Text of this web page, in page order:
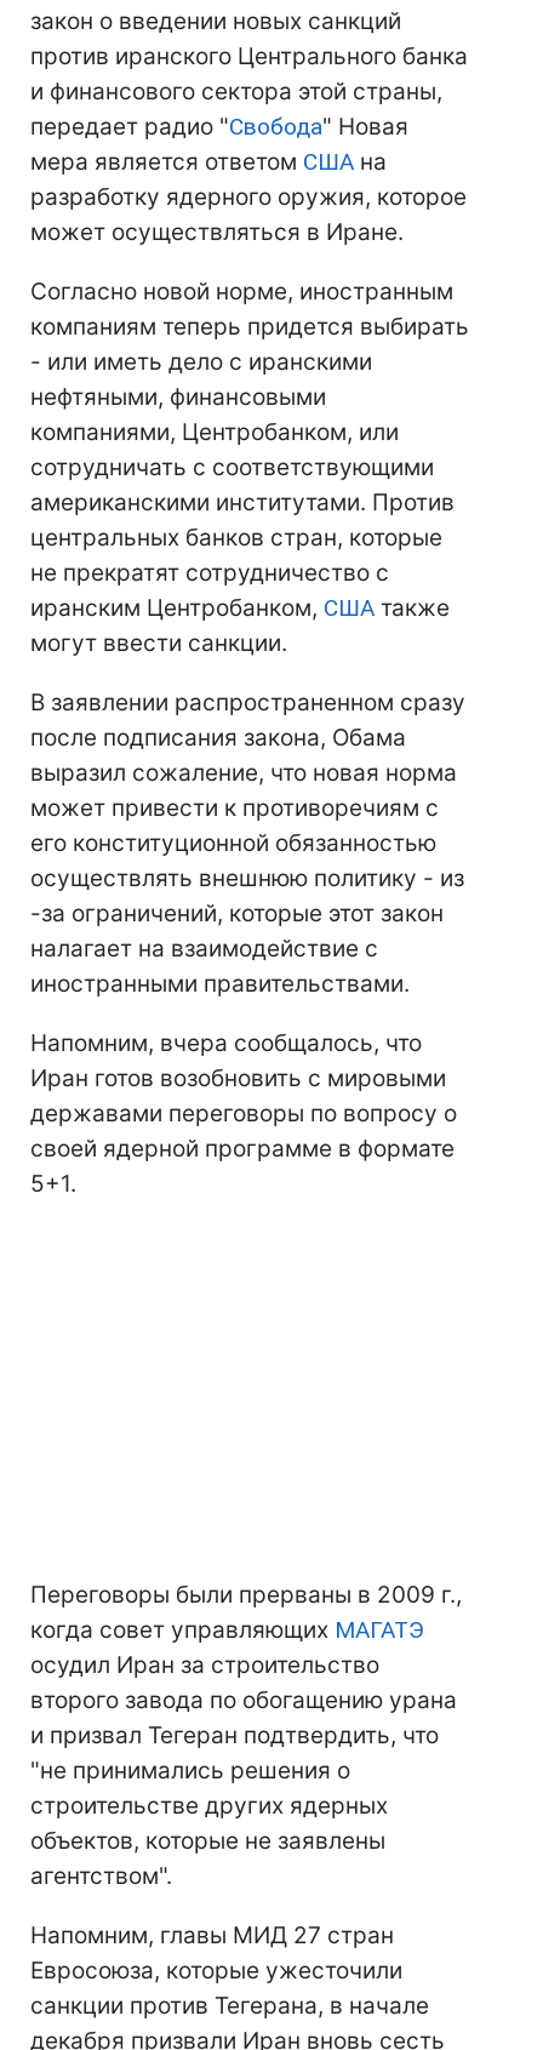
закон о введении новых санкций
против иранского Центрального банка
и финансового сектора этой страны,
передает радио "Свобода" Новая
мера является ответом США на
разработку ядерного оружия, которое
может осуществляться в Иране.
Согласно новой норме, иностранным
компаниям теперь придется выбирать
- или иметь дело с иранскими
нефтяными, финансовыми
компаниями, Центробанком, или
сотрудничать с соответствующими
американскими институтами. Против
центральных банков стран, которые
не прекратят сотрудничество с
иранским Центробанком, США также
могут ввести санкции.
В заявлении распространенном сразу
после подписания закона, Обама
выразил сожаление, что новая норма
может привести к противоречиям с
его конституционной обязанностью
осуществлять внешнюю политику - из
-за ограничений, которые этот закон
налагает на взаимодействие с
иностранными правительствами.
Напомним, вчера сообщалось, что
Иран готов возобновить с мировыми
державами переговоры по вопросу о
своей ядерной программе в формате
5+1.
Переговоры были прерваны в 2009 г.,
когда совет управляющих МАГАТЭ
осудил Иран за строительство
второго завода по обогащению урана
и призвал Тегеран подтвердить, что
"не принимались решения о
строительстве других ядерных
объектов, которые не заявлены
агентством".
Напомним, главы МИД 27 стран
Евросоюза, которые ужесточили
санкции против Тегерана, в начале
декабря призвали Иран вновь сесть